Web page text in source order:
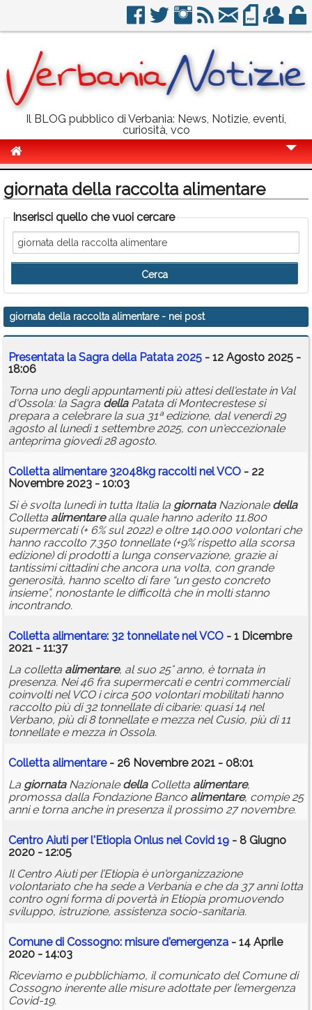
Il BLOG pubblico di Verbania: News, Notizie, eventi,
curiosità, vco
Politica
Sport
Eventi
Info Utili
Rubriche
Calendario
Annunci
giornata della raccolta alimentare
Inserisci quello che vuoi cercare
giornata della raccolta alimentare- nei post
Presentata la Sagra della Patata 2025 - 12 Agosto 2025 -
18:06
Torna uno degli appuntamenti più attesi dell'estate in Val
d'Ossola: la Sagra dellaPatata di Montecrestese si
prepara a celebrare la sua 31ª edizione, dal venerdì 29
agosto al lunedì 1 settembre 2025, con un'eccezionale
anteprima giovedì 28 agosto.
Colletta alimentare32048kg raccolti nel VCO - 22
Novembre 2023 - 10:03
Si è svolta lunedì in tutta Italia la giornataNazionale della
Colletta alimentarealla quale hanno aderito 11.800
supermercati (+ 6% sul 2022) e oltre 140.000 volontari che
hanno raccolto 7.350 tonnellate (+9% rispetto alla scorsa
edizione) di prodotti a lunga conservazione, grazie ai
tantissimi cittadini che ancora una volta, con grande
generosità, hanno scelto di fare “un gesto concreto
insieme”, nonostante le difficoltà che in molti stanno
incontrando.
Colletta alimentare: 32 tonnellate nel VCO - 1 Dicembre
2021 - 11:37
La colletta alimentare, al suo 25° anno, è tornata in
presenza. Nei 46 fra supermercati e centri commerciali
coinvolti nel VCO i circa 500 volontari mobilitati hanno
raccolto più di 32 tonnellate di cibarie: quasi 14 nel
Verbano, più di 8 tonnellate e mezza nel Cusio, più di 11
tonnellate e mezza in Ossola.
Colletta alimentare- 26 Novembre 2021 - 08:01
La giornataNazionale dellaColletta alimentare,
promossa dalla Fondazione Banco alimentare, compie 25
anni e torna anche in presenza il prossimo 27 novembre.
Centro Aiuti per l'Etiopia Onlus nel Covid 19 - 8 Giugno
2020 - 12:05
Il Centro Aiuti per l’Etiopia è un'organizzazione
volontariato che ha sede a Verbania e che da 37 anni lotta
contro ogni forma di povertà in Etiopia promuovendo
sviluppo, istruzione, assistenza socio-sanitaria.
Comune di Cossogno: misure d'emergenza - 14 Aprile
2020 - 14:03
Riceviamo e pubblichiamo, il comunicato del Comune di
Cossogno inerente alle misure adottate per l’emergenza
Covid-19.